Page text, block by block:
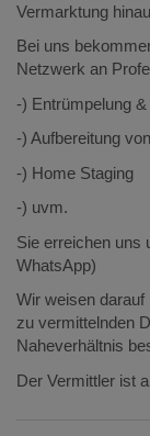
Vermarktung
Bei uns
Netzwerk an
-) Entrümpelung
-) Aufbereitung
-) Home Staging
-) uvm.
Sie erreichen uns
WhatsApp)
Wir weisen
zu vermittelnden
Naheverhältnis
Der Vermittler ist